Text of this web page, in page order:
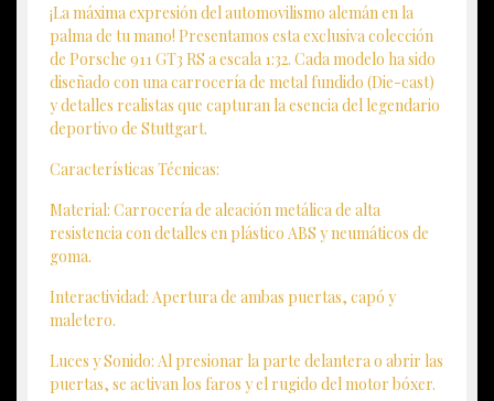
¡La máxima expresión del automovilismo alemán en la
palma de tu mano! Presentamos esta exclusiva colección
de Porsche 911 GT3 RS a escala 1:32. Cada modelo ha sido
diseñado con una carrocería de metal fundido (Die-cast)
y detalles realistas que capturan la esencia del legendario
deportivo de Stuttgart.
Características Técnicas:
Material: Carrocería de aleación metálica de alta
resistencia con detalles en plástico ABS y neumáticos de
goma.
Interactividad: Apertura de ambas puertas, capó y
maletero.
Luces y Sonido: Al presionar la parte delantera o abrir las
puertas, se activan los faros y el rugido del motor bóxer.